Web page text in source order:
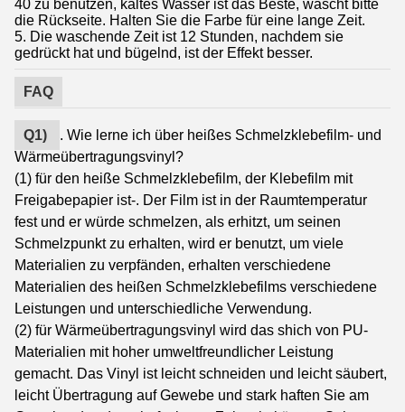
40 zu benutzen, kaltes Wasser ist das Beste, wäscht bitte
die Rückseite. Halten Sie die Farbe für eine lange Zeit.
5. Die waschende Zeit ist 12 Stunden, nachdem sie
gedrückt hat und bügelnd, ist der Effekt besser.
FAQ
Q1)
. Wie lerne ich über heißes Schmelzklebefilm- und
Wärmeübertragungsvinyl?
(1) für den heiße Schmelzklebefilm, der Klebefilm mit
Freigabepapier ist-. Der Film ist in der Raumtemperatur
fest und er würde schmelzen, als erhitzt, um seinen
Schmelzpunkt zu erhalten, wird er benutzt, um viele
Materialien zu verpfänden, erhalten verschiedene
Materialien des heißen Schmelzklebefilms verschiedene
Leistungen und unterschiedliche Verwendung.
(2) für Wärmeübertragungsvinyl wird das shich von PU-
Materialien mit hoher umweltfreundlicher Leistung
gemacht. Das Vinyl ist leicht schneiden und leicht säubert,
leicht Übertragung auf Gewebe und stark haften Sie am